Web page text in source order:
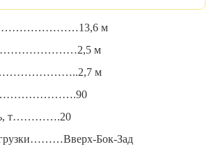
м
м
м
т………….20
Бок-Зад